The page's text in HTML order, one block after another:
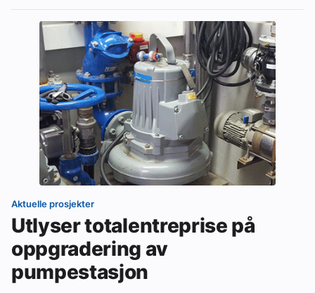
Aktuelle prosjekter
Utlyser totalentreprise på
oppgradering av
pumpestasjon